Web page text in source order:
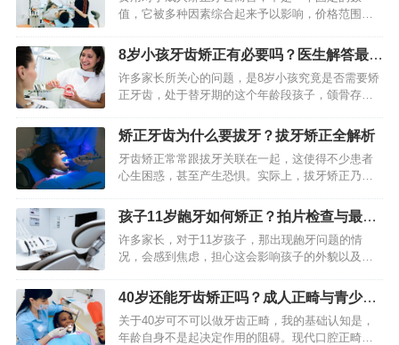
值，它被多种因素综合起来予以影响，价格范围在
仅仅去看单方面的报价，一定要知晓费用所构成的
完整框架，并且结合自身牙齿…
8岁小孩牙齿矫正有必要吗？医生解答最佳
时机与方法
许多家长所关心的问题，是8岁小孩究竟是否需要矫
正牙齿，处于替牙期的这个年龄段孩子，颌骨存在
期干预常常能够收获更好的效果，然而并非所有情
形都要立刻进行处理。…
矫正牙齿为什么要拔牙？拔牙矫正全解析
牙齿矫正常常跟拔牙关联在一起，这使得不少患者
心生困惑，甚至产生恐惧。实际上，拔牙矫正乃是
牙齿移动创造必需的空间，用以解决牙列拥挤、前
突等问题，最终达成功能与…
孩子11岁龅牙如何矫正？拍片检查与最佳
方法详解
许多家长，对于11岁孩子，那出现龅牙问题的情
况，会感到焦虑，担心这会影响孩子的外貌以及健
11岁是进行牙齿矫正干预的一个时期，这个时期非
常关键，而且还很理想。…
40岁还能牙齿矫正吗？成人正畸与青少年
的区别
关于40岁可不可以做牙齿正畸，我的基础认知是，
年龄自身不是起决定作用的阻碍。现代口腔正畸技